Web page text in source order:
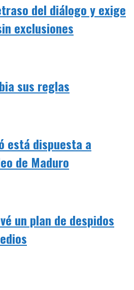
del diálogo y exige
exclusiones
sus reglas
está dispuesta a
de Maduro
un plan de despidos